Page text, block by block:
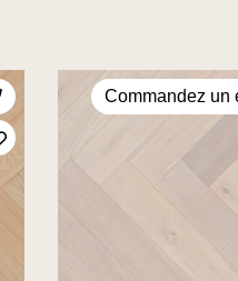
à mes favoris
Commandez un